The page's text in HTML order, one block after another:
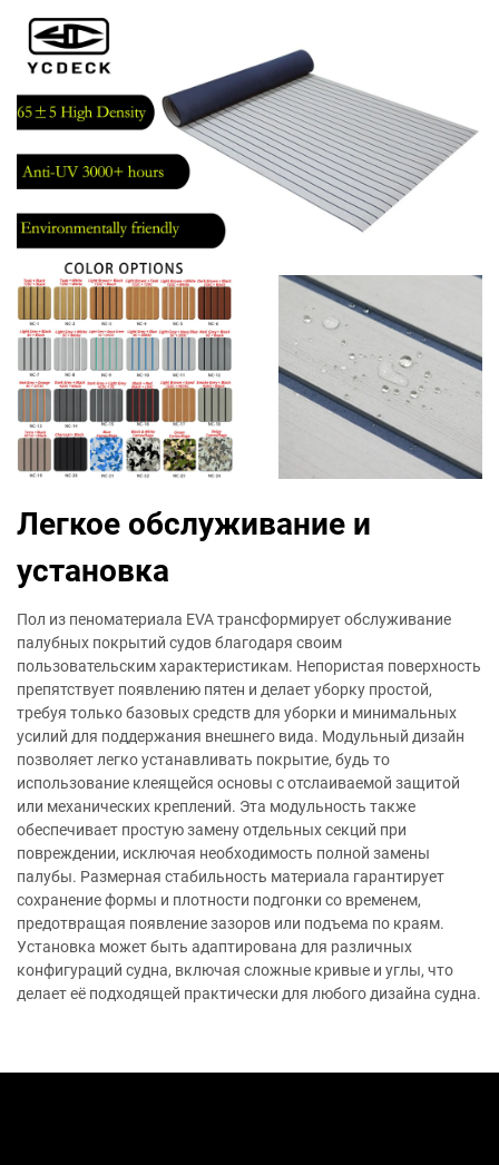
Легкое обслуживание и
установка
Пол из пеноматериала EVA трансформирует обслуживание
палубных покрытий судов благодаря своим
пользовательским характеристикам. Непористая поверхность
препятствует появлению пятен и делает уборку простой,
требуя только базовых средств для уборки и минимальных
усилий для поддержания внешнего вида. Модульный дизайн
позволяет легко устанавливать покрытие, будь то
использование клеящейся основы с отслаиваемой защитой
или механических креплений. Эта модульность также
обеспечивает простую замену отдельных секций при
повреждении, исключая необходимость полной замены
палубы. Размерная стабильность материала гарантирует
сохранение формы и плотности подгонки со временем,
предотвращая появление зазоров или подъема по краям.
Установка может быть адаптирована для различных
конфигураций судна, включая сложные кривые и углы, что
делает её подходящей практически для любого дизайна судна.